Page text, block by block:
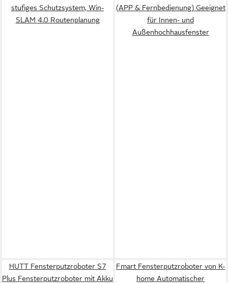
stufiges Schutzsystem, Win-
SLAM 4.0 Routenplanung
(APP & Fernbedienung) Geeignet
für Innen- und
Außenhochhausfenster
HUTT Fensterputzroboter S7
Plus Fensterputzroboter mit Akku
Fmart Fensterputzroboter von K-
home Automatischer